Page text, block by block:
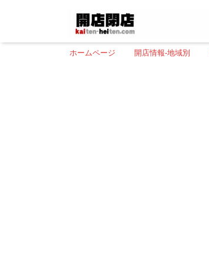
ホームページ 開店情報-地域別